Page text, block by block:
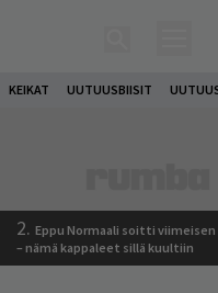
KEIKAT UUTUUSBIISIT
2. Eppu Normaali soitti viimeisen
– nämä kappaleet sillä kuultiin